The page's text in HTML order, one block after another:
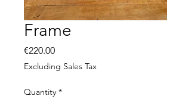
Frame
€220.00Price
Excluding Sales Tax
Quantity *